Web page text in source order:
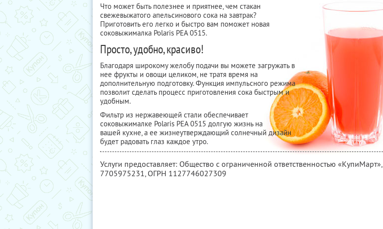
Что может быть полезнее и приятнее, чем стакан
свежевыжатого апельсинового сока на завтрак?
Приготовить его легко и быстро вам поможет новая
соковыжималка Polaris PEA 0515.
Просто, удобно, красиво!
Благодаря широкому желобу подачи вы можете загружать в
нее фрукты и овощи целиком, не тратя время на
дополнительную подготовку. Функция импульсного режима
позволит сделать процесс приготовления сока быстрым и
удобным.
Фильтр из нержавеющей стали обеспечивает
соковыжималке Polaris PEA 0515 долгую жизнь на
вашей кухне, а ее жизнеутверждающий солнечный дизайн
будет радовать глаз каждое утро.
Услуги предоставляет: Общество с ограниченной ответственностью «КупиМарт»,
7705975231, ОГРН 1127746027309